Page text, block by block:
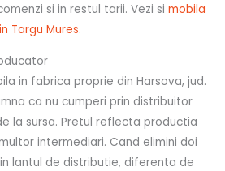
si in restul tarii. Vezi simobila
Targu Mures.
in fabrica proprie din Harsova, jud.
ca nu cumperi prin distribuitor
la sursa. Pretul reflecta productia
intermediari. Cand elimini doi
lantul de distributie, diferenta de